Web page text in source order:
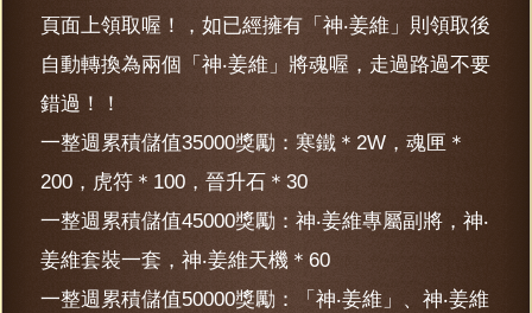
頁面上領取喔！，如已經擁有「神‧姜維」則領取後
自動轉換為兩個「神‧姜維」將魂喔，走過路過不要
錯過！！
一整週累積儲值35000獎勵：寒鐵＊2W，魂匣＊
200，虎符＊100，晉升石＊30
一整週累積儲值45000獎勵：神‧姜維專屬副將，神‧
姜維套裝一套，神‧姜維天機＊60
一整週累積儲值50000獎勵：「神‧姜維」、神‧姜維